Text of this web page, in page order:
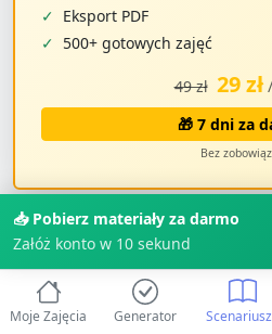
✓ Eksport PDF
✓ 500+ gotowych zajęć
49 zł 29 zł
🎁 7 dni za
Bez
👩‍🏫1500+ opiekunek już
4.9/5• ⏱️Oszczędzaj 2h
📥 Pobierz materiały za darmo
Załóż konto w 10 sekund
Moje Zajęcia Generator